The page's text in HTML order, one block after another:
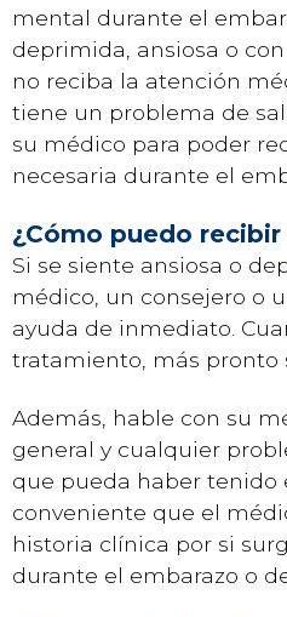
mental durante el
deprimida, ansiosa o
no reciba la atención
tiene un problema de
su médico para poder
necesaria durante el
¿Cómo puedo recibir
Si se siente ansiosa o
médico, un consejero o
ayuda de inmediato.
tratamiento, más pronto
Además, hable con su
general y cualquier
que pueda haber tenido
conveniente que el
historia clínica por si
durante el embarazo o